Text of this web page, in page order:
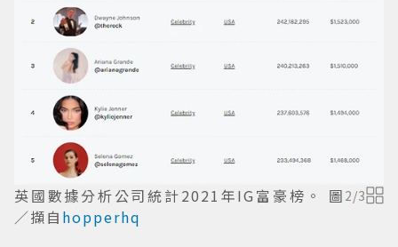
英國數據分析公司統計2021年IG富豪榜。 圖
／擷自 hopperhq
2/3